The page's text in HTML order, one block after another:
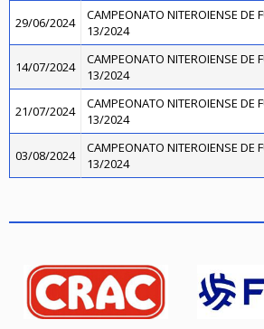
29/06/2024
CAMPEONATO NITEROIENSE DE
13/2024
14/07/2024
CAMPEONATO NITEROIENSE DE
13/2024
21/07/2024
CAMPEONATO NITEROIENSE DE
13/2024
03/08/2024
CAMPEONATO NITEROIENSE DE
13/2024